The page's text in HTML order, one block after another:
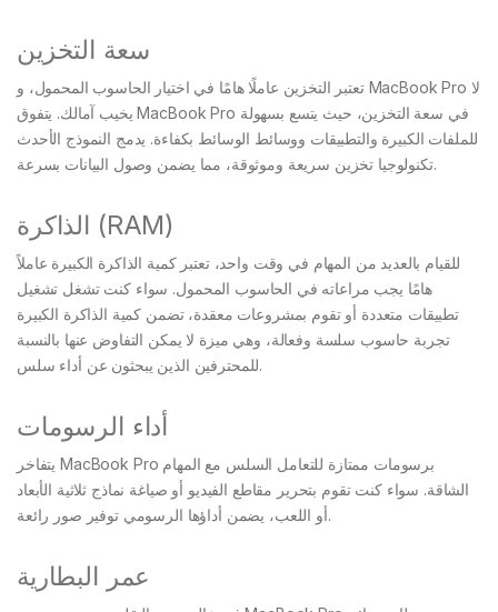
سعة التخزين
تعتبر التخزين عاملًا هامًا في اختيار الحاسوب المحمول، و MacBook Pro لا
يخيب آمالك. يتفوق MacBook Pro في سعة التخزين، حيث يتسع بسهولة
للملفات الكبيرة والتطبيقات ووسائط الوسائط بكفاءة. يدمج النموذج الأحدث
تكنولوجيا تخزين سريعة وموثوقة، مما يضمن وصول البيانات بسرعة.
الذاكرة (RAM)
للقيام بالعديد من المهام في وقت واحد، تعتبر كمية الذاكرة الكبيرة عاملاً
هامًا يجب مراعاته في الحاسوب المحمول. سواء كنت تشغل تشغيل
تطبيقات متعددة أو تقوم بمشروعات معقدة، تضمن كمية الذاكرة الكبيرة
تجربة حاسوب سلسة وفعالة، وهي ميزة لا يمكن التفاوض عنها بالنسبة
للمحترفين الذين يبحثون عن أداء سلس.
أداء الرسومات
يتفاخر MacBook Pro برسومات ممتازة للتعامل السلس مع المهام
الشاقة. سواء كنت تقوم بتحرير مقاطع الفيديو أو صياغة نماذج ثلاثية الأبعاد
أو اللعب، يضمن أداؤها الرسومي توفير صور رائعة.
عمر البطارية